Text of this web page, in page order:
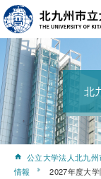
北
公立大学法人北九
情報
2027年度大